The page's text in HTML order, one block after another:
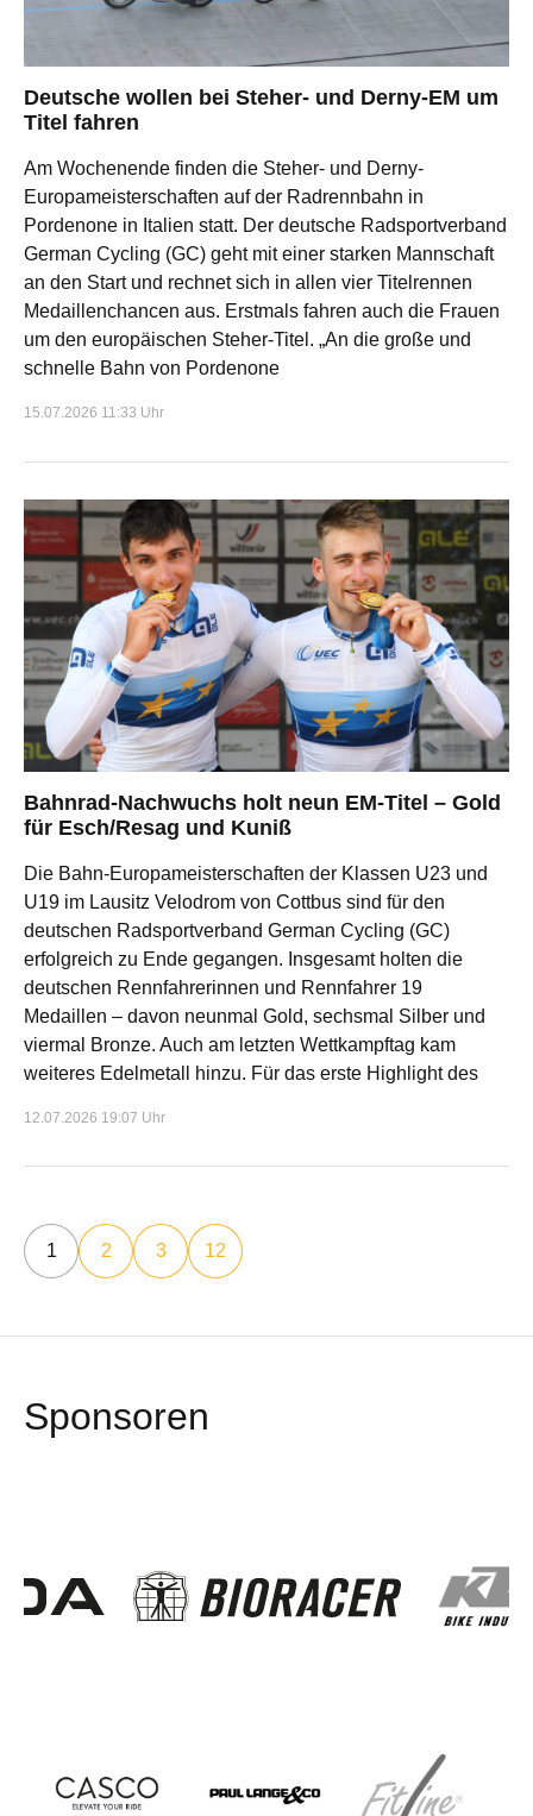
Deutsche wollen bei Steher- und Derny-EM um
Titel fahren
Am Wochenende finden die Steher- und Derny-
Europameisterschaften auf der Radrennbahn in
Pordenone in Italien statt. Der deutsche Radsportverband
German Cycling (GC) geht mit einer starken Mannschaft
an den Start und rechnet sich in allen vier Titelrennen
Medaillenchancen aus. Erstmals fahren auch die Frauen
um den europäischen Steher-Titel. „An die große und
schnelle Bahn von Pordenone
15.07.2026 11:33 Uhr
Bahnrad-Nachwuchs holt neun EM-Titel – Gold
für Esch/Resag und Kuniß
Die Bahn-Europameisterschaften der Klassen U23 und
U19 im Lausitz Velodrom von Cottbus sind für den
deutschen Radsportverband German Cycling (GC)
erfolgreich zu Ende gegangen. Insgesamt holten die
deutschen Rennfahrerinnen und Rennfahrer 19
Medaillen – davon neunmal Gold, sechsmal Silber und
viermal Bronze. Auch am letzten Wettkampftag kam
weiteres Edelmetall hinzu. Für das erste Highlight des
12.07.2026 19:07 Uhr
1 2 3 12
Sponsoren